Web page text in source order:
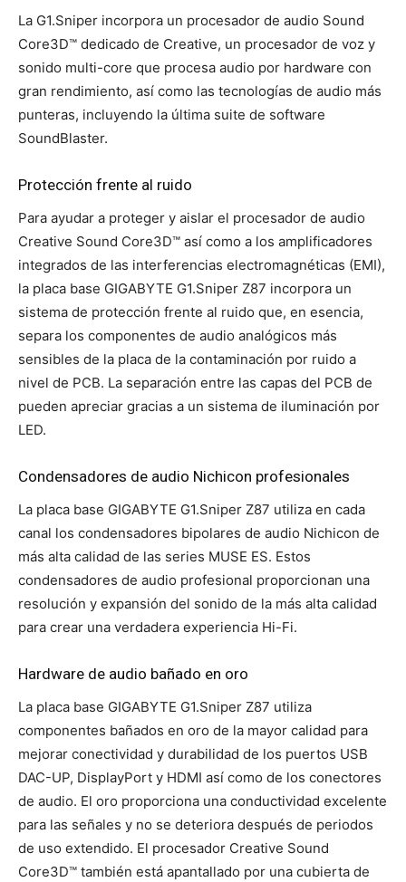
La G1.Sniper incorpora un procesador de audio Sound
Core3D™ dedicado de Creative, un procesador de voz y
sonido multi-core que procesa audio por hardware con
gran rendimiento, así como las tecnologías de audio más
punteras, incluyendo la última suite de software
SoundBlaster.
Protección frente al ruido
Para ayudar a proteger y aislar el procesador de audio
Creative Sound Core3D™ así como a los amplificadores
integrados de las interferencias electromagnéticas (EMI),
la placa base GIGABYTE G1.Sniper Z87 incorpora un
sistema de protección frente al ruido que, en esencia,
separa los componentes de audio analógicos más
sensibles de la placa de la contaminación por ruido a
nivel de PCB. La separación entre las capas del PCB de
pueden apreciar gracias a un sistema de iluminación por
LED.
Condensadores de audio Nichicon profesionales
La placa base GIGABYTE G1.Sniper Z87 utiliza en cada
canal los condensadores bipolares de audio Nichicon de
más alta calidad de las series MUSE ES. Estos
condensadores de audio profesional proporcionan una
resolución y expansión del sonido de la más alta calidad
para crear una verdadera experiencia Hi-Fi.
Hardware de audio bañado en oro
La placa base GIGABYTE G1.Sniper Z87 utiliza
componentes bañados en oro de la mayor calidad para
mejorar conectividad y durabilidad de los puertos USB
DAC-UP, DisplayPort y HDMI así como de los conectores
de audio. El oro proporciona una conductividad excelente
para las señales y no se deteriora después de periodos
de uso extendido. El procesador Creative Sound
Core3D™ también está apantallado por una cubierta de